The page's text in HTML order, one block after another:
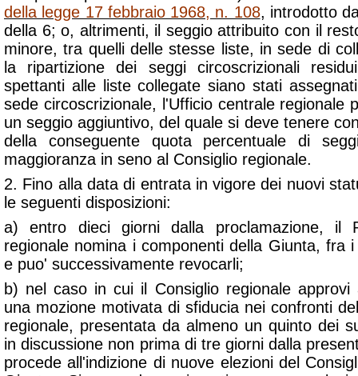
della legge 17 febbraio 1968, n. 108, introdotto
della 6; o, altrimenti, il seggio attribuito con il
minore, tra quelli delle stesse liste, in sede di
la ripartizione dei seggi circoscrizionali
spettanti alle liste collegate siano stati
sede circoscrizionale, l'Ufficio centrale regionale
un seggio aggiuntivo, del quale si deve tenere
della conseguente quota percentuale di
maggioranza in seno al Consiglio regionale.
2. Fino alla data di entrata in vigore dei nuovi
le seguenti disposizioni:
a) entro dieci giorni dalla proclamazione, il
regionale nomina i componenti della Giunta, fra
e puo' successivamente revocarli;
b) nel caso in cui il Consiglio regionale approvi
una mozione motivata di sfiducia nei confronti
regionale, presentata da almeno un quinto dei
in discussione non prima di tre giorni dalla
procede all'indizione di nuove elezioni del